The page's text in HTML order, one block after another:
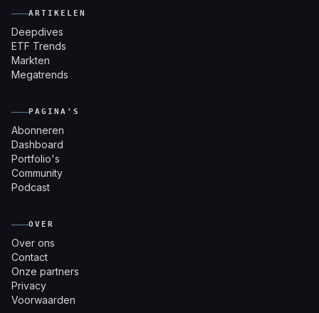
ARTIKELEN
Deepdives
ETF Trends
Markten
Megatrends
PAGINA'S
Abonneren
Dashboard
Portfolio's
Community
Podcast
OVER
Over ons
Contact
Onze partners
Privacy
Voorwaarden